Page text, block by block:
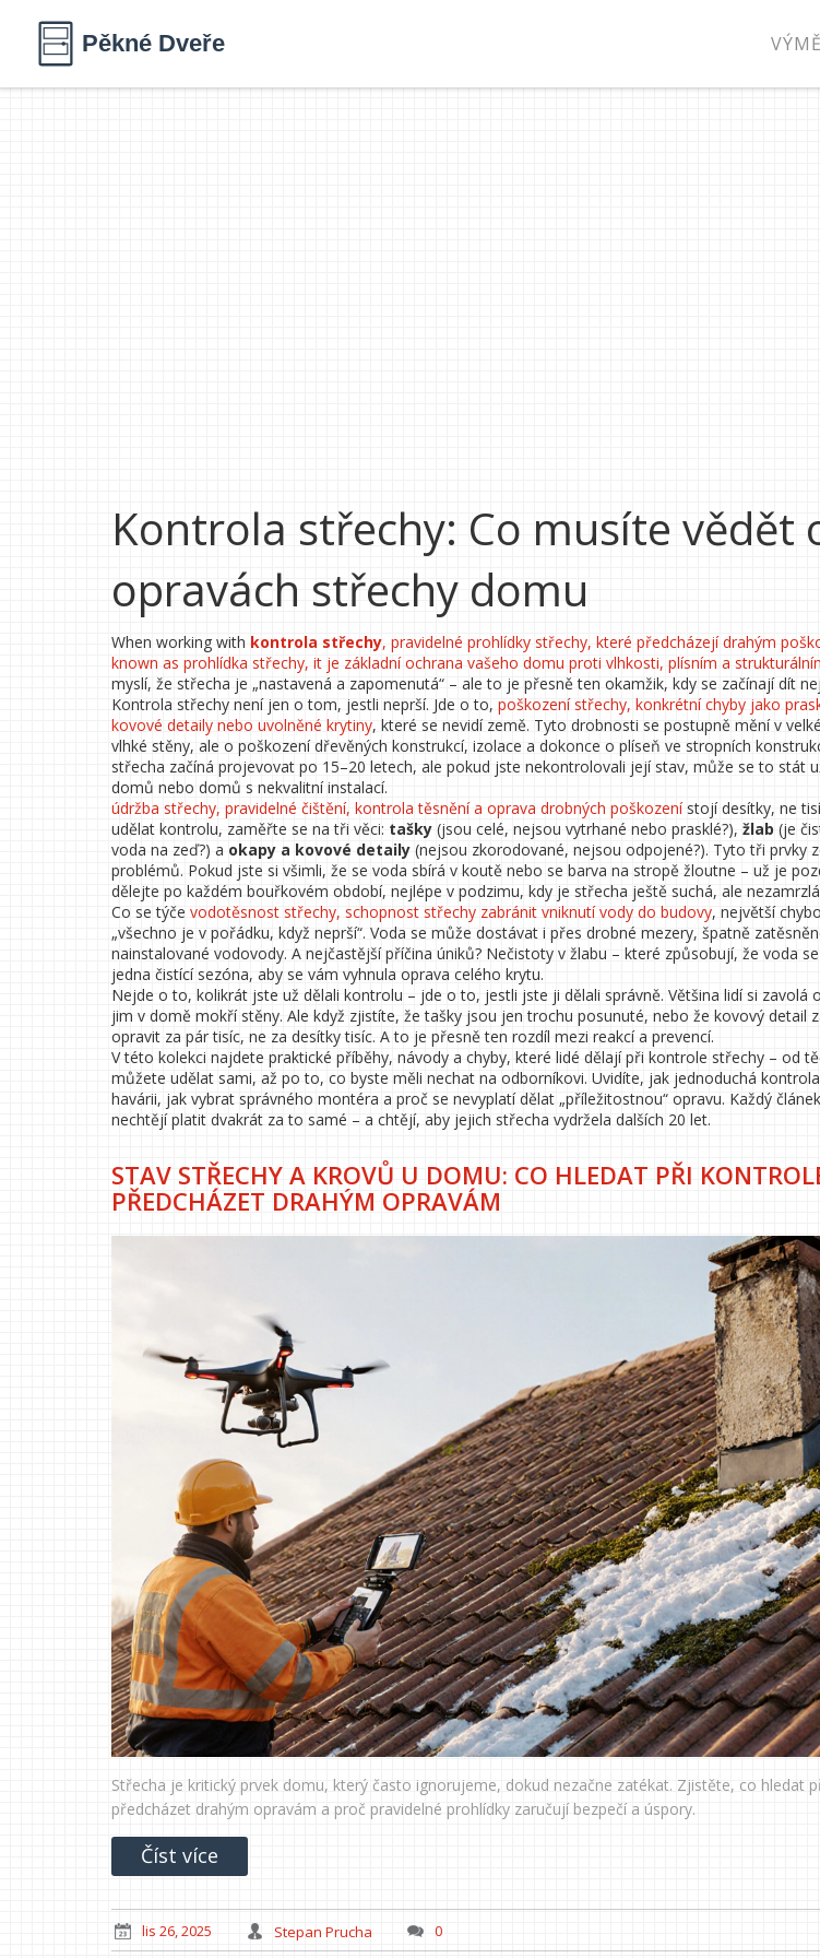
Kontrola střechy: Co musíte vědět
opravách střechy domu
When working with kontrola střechy, pravidelné prohlídky střechy, které předcházejí drahým
known as prohlídka střechy, it je základní ochrana vašeho domu proti vlhkosti, plísním a
myslí, že střecha je „nastavená a zapomenutá“ – ale to je přesně ten okamžik, kdy se začínají dít
Kontrola střechy není jen o tom, jestli neprší. Jde o to, poškození střechy, konkrétní chyby jako
kovové detaily nebo uvolněné krytiny, které se nevidí země. Tyto drobnosti se postupně mění v
vlhké stěny, ale o poškození dřevěných konstrukcí, izolace a dokonce o plíseň ve stropních
střecha začíná projevovat po 15–20 letech, ale pokud jste nekontrolovali její stav, může se to stát
domů nebo domů s nekvalitní instalací.
údržba střechy, pravidelné čištění, kontrola těsnění a oprava drobných poškozenístojí desítky, ne
udělat kontrolu, zaměřte se na tři věci: tašky (jsou celé, nejsou vytrhané nebo prasklé?), žlab (je
voda na zeď?) a okapy a kovové detaily (nejsou zkorodované, nejsou odpojené?). Tyto tři prvky
problémů. Pokud jste si všimli, že se voda sbírá v koutě nebo se barva na stropě žloutne – už je
dělejte po každém bouřkovém období, nejlépe v podzimu, kdy je střecha ještě suchá, ale
Co se týče vodotěsnost střechy, schopnost střechy zabránit vniknutí vody do budovy, největší
„všechno je v pořádku, když neprší“. Voda se může dostávat i přes drobné mezery, špatně
nainstalované vodovody. A nejčastější příčina úniků? Nečistoty v žlabu – které způsobují, že voda
jedna čistící sezóna, aby se vám vyhnula oprava celého krytu.
Nejde o to, kolikrát jste už dělali kontrolu – jde o to, jestli jste ji dělali správně. Většina lidí si zavolá
jim v domě mokří stěny. Ale když zjistíte, že tašky jsou jen trochu posunuté, nebo že kovový detail
opravit za pár tisíc, ne za desítky tisíc. A to je přesně ten rozdíl mezi reakcí a prevencí.
V této kolekci najdete praktické příběhy, návody a chyby, které lidé dělají při kontrole střechy – od
můžete udělat sami, až po to, co byste měli nechat na odborníkovi. Uvidíte, jak jednoduchá
havárii, jak vybrat správného montéra a proč se nevyplatí dělat „příležitostnou“ opravu. Každý
nechtějí platit dvakrát za to samé – a chtějí, aby jejich střecha vydržela dalších 20 let.
STAV STŘECHY A KROVŮ U DOMU: CO HLEDAT PŘI
PŘEDCHÁZET DRAHÝM OPRAVÁM
Střecha je kritický prvek domu, který často ignorujeme, dokud nezačne zatékat. Zjistěte, co hledat
předcházet drahým opravám a proč pravidelné prohlídky zaručují bezpečí a úspory.
Číst více
lis 26, 2025 Stepan Prucha 0